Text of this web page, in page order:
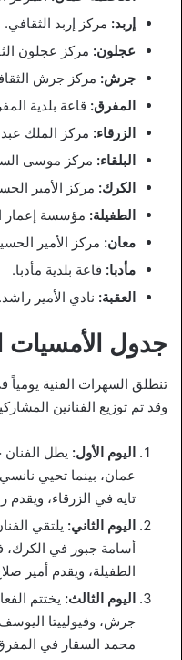
إربد: مركز إربد الثقافي.
عجلون: مركز عجلون
جرش: مركز جرش
المفرق: قاعة بلدية
الزرقاء: مركز الملك
البلقاء: مركز موسى
الكرك: مركز الأمير
الطفيلة: مؤسسة إعمار
معان: مركز الأمير
مأدبا: قاعة بلدية مأدبا.
العقبة: نادي الأمير راشد.
جدول الأمسيات
تنطلق السهرات الفنية يومياً
وقد تم توزيع الفنانين
اليوم الأول: يطل
عمان، بينما تحيي
تايه في الزرقاء،
اليوم الثاني: يلتقي
أسامة جبور في
الطفيلة، ويقدم أمير
اليوم الثالث: يختتم
جرش، وفيولييتا
محمد السقار في